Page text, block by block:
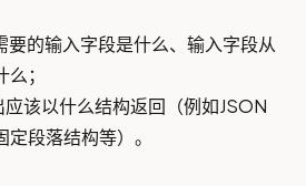
要的输入字段是什么、输入字段从
；
该以什么结构返回（例如JSON
段落结构等）。